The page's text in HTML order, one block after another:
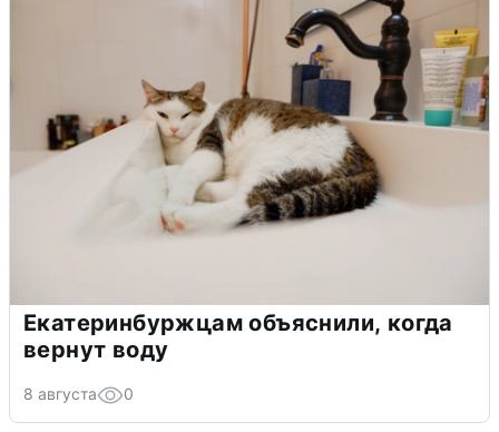
Екатеринбуржцам объяснили, когда
вернут воду
8 августа 0